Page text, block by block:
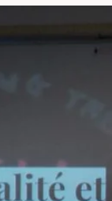
the
schools.
Nencioni, Rita